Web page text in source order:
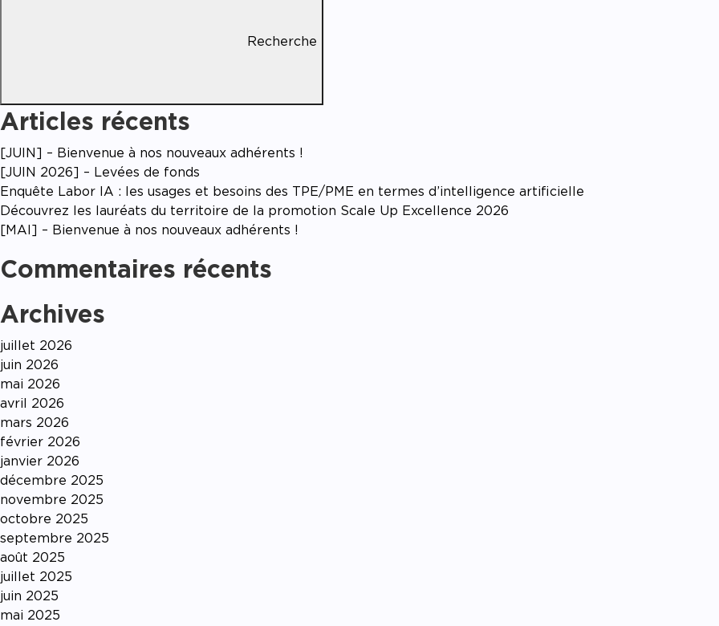
Recherche
Articles récents
[JUIN] – Bienvenue à nos nouveaux adhérents !
[JUIN 2026] – Levées de fonds
Enquête Labor IA : les usages et besoins des TPE/PME en termes d’intelligence artificielle
Découvrez les lauréats du territoire de la promotion Scale Up Excellence 2026
[MAI] – Bienvenue à nos nouveaux adhérents !
Commentaires récents
Archives
juillet 2026
juin 2026
mai 2026
avril 2026
mars 2026
février 2026
janvier 2026
décembre 2025
novembre 2025
octobre 2025
septembre 2025
août 2025
juillet 2025
juin 2025
mai 2025